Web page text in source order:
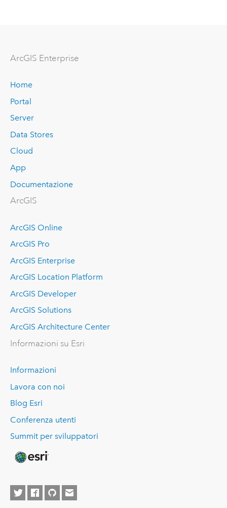
ArcGIS Enterprise
Home
Portal
Server
Data Stores
Cloud
App
Documentazione
ArcGIS
ArcGIS Online
ArcGIS Pro
ArcGIS Enterprise
ArcGIS Location Platform
ArcGIS Developer
ArcGIS Solutions
ArcGIS Architecture Center
Informazioni su Esri
Informazioni
Lavora con noi
Blog Esri
Conferenza utenti
Summit per sviluppatori